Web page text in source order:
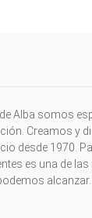
de Alba somos
Creamos y
desde 1970.
es una de